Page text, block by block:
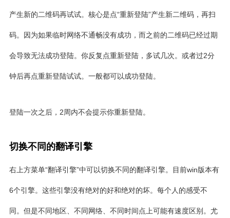
产生新的二维码再试试。核心是点“重新登陆”产生新二维码，再扫
码。因为如果临时网络不通畅没有成功，而之前的二维码已经过期
会导致无法成功登陆。你反复点重新登陆，多试几次。或者过2分
钟后再点重新登陆试试。一般都可以成功登陆。
登陆一次之后，2周内不会提示你重新登陆。
切换不同的翻译引擎
右上方菜单“翻译引擎”中可以切换不同的翻译引擎。目前win版本有
6个引擎。这些引擎没有绝对的好和绝对的坏。每个人的感受不
同。但是不同地区、不同网络、不同时间点上可能有速度区别。尤